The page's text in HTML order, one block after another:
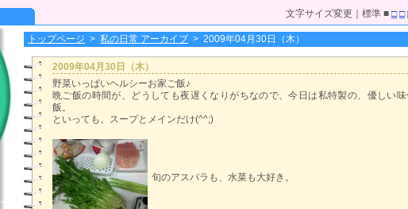
文字サイズ変更｜標準 ■ □ □
トップページ > 私の日常 アーカイブ > 2009年04月30日（木）
2009年04月30日（木）
野菜いっぱいヘルシーお家ご飯♪
晩ご飯の時間が、どうしても夜遅くなりがちなので、今日は私特製の、優しい
飯。
といっても、スープとメインだけ(^^;)
旬のアスパラも、水菜も大好き。